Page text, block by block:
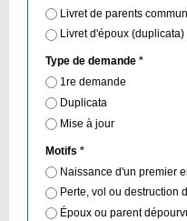
Livret de parents
Livret d'époux (duplicata)
Type de demande*
1re demande
Duplicata
Mise à jour
Motifs*
Naissance d'un premier
Perte, vol ou destruction
Époux ou parent